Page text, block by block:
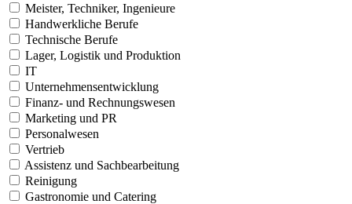
Meister, Techniker, Ingenieure
Handwerkliche Berufe
Technische Berufe
Lager, Logistik und Produktion
IT
Unternehmensentwicklung
Finanz- und Rechnungswesen
Marketing und PR
Personalwesen
Vertrieb
Assistenz und Sachbearbeitung
Reinigung
Gastronomie und Catering